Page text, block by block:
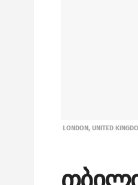
LONDON, UNITED